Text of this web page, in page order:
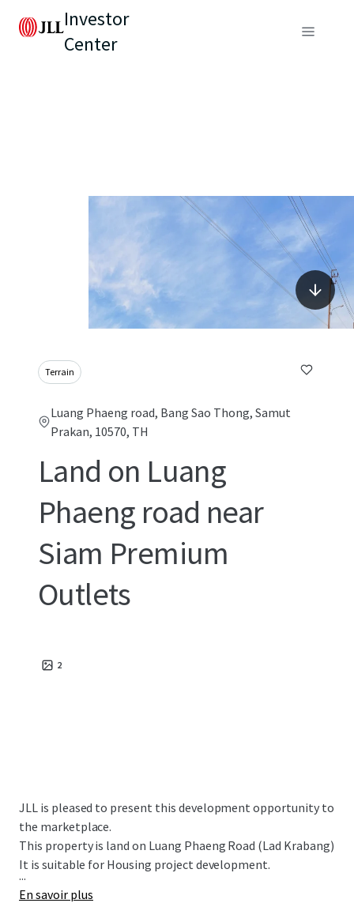
Investor
Center
Terrain
Luang Phaeng road, Bang Sao Thong, Samut
Prakan, 10570, TH
Land on Luang
Phaeng road near
Siam Premium
Outlets
2
JLL is pleased to present this development opportunity to
the marketplace.
This property is land on Luang Phaeng Road (Lad Krabang)
It is suitable for Housing project development.
...
En savoir plus